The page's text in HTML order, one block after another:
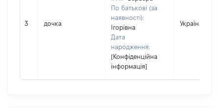
3 дочка
По батькові (за
наявності):
Ігорівна
Дата
народження:
[Конфіденційна
інформація]
Україна